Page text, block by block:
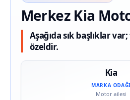
Merkez Kia
Aşağıda sık başlıklar
özeldir.
Kia
MARKA ODAĞI
Motor ailesi